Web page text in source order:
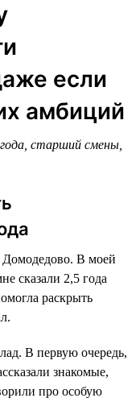
если
амбиций
старший смены,
В моей
сказали 2,5 года
раскрыть
В первую очередь,
знакомые,
про особую